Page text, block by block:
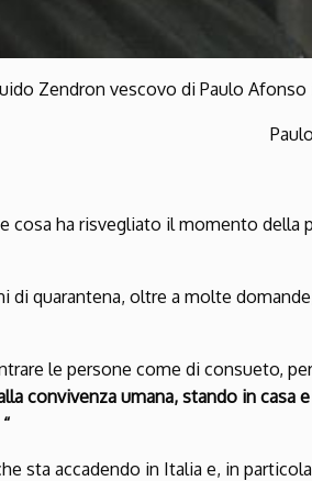
Zendron vescovo di Paulo Afonso
ha risvegliato il momento della
di quarantena, oltre a molte
le persone come di consueto,
convivenza umana, stando in casa
sta accadendo in Italia e, in